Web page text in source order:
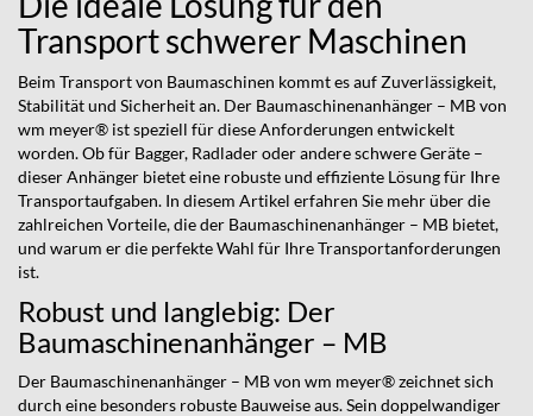
Transport schwerer Maschinen
Beim Transport von Baumaschinen kommt es auf Zuverlässigkeit,
Stabilität und Sicherheit an. Der Baumaschinenanhänger – MB von
wm meyer® ist speziell für diese Anforderungen entwickelt
worden. Ob für Bagger, Radlader oder andere schwere Geräte –
dieser Anhänger bietet eine robuste und effiziente Lösung für Ihre
Transportaufgaben. In diesem Artikel erfahren Sie mehr über die
zahlreichen Vorteile, die der Baumaschinenanhänger – MB bietet,
und warum er die perfekte Wahl für Ihre Transportanforderungen
ist.
Robust und langlebig: Der
Baumaschinenanhänger – MB
Der Baumaschinenanhänger – MB von wm meyer® zeichnet sich
durch eine besonders robuste Bauweise aus. Sein doppelwandiger